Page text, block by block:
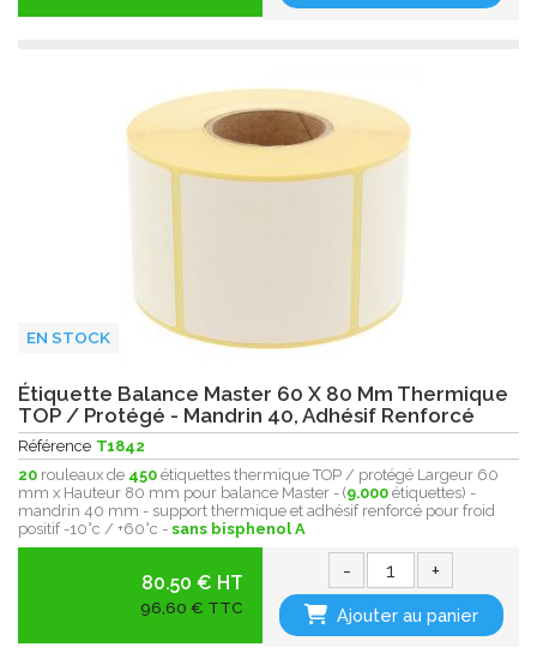
EN STOCK
Étiquette Balance Master 60 X 80 Mm Thermique
TOP / Protégé - Mandrin 40, Adhésif Renforcé
Référence T1842
20 rouleaux de 450 étiquettes thermique TOP / protégé Largeur 60
mm x Hauteur 80 mm pour balance Master - (9.000 étiquettes) -
mandrin 40 mm - support thermique et adhésif renforcé pour froid
positif -10°c / +60°c - sans bisphenol A
80.50 € HT
96,60 € TTC
- +
Ajouter au panier